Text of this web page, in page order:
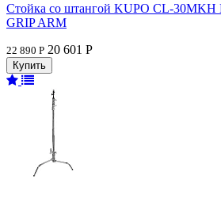
Стойка со штангой KUPO CL-
GRIP ARM
22 890 Р 20 601 Р